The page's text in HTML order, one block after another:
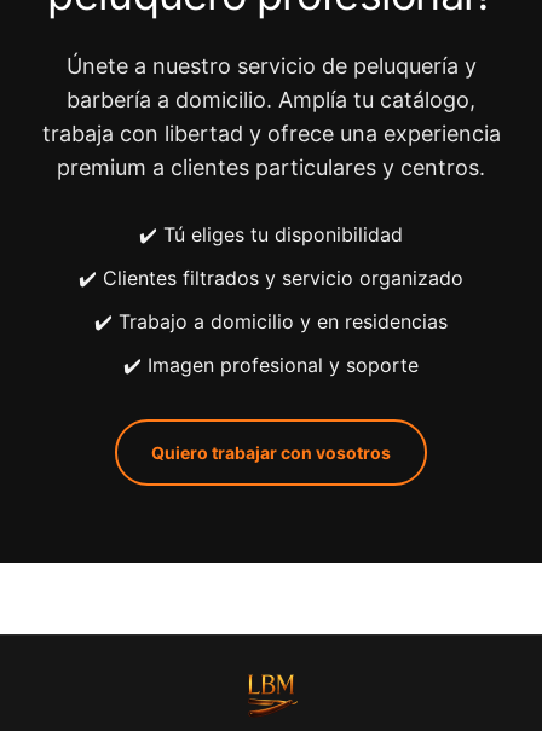
Únete a nuestro servicio de peluquería y
barbería a domicilio. Amplía tu catálogo,
trabaja con libertad y ofrece una experiencia
premium a clientes particulares y centros.
✔️ Tú eliges tu disponibilidad
✔️ Clientes filtrados y servicio organizado
✔️ Trabajo a domicilio y en residencias
✔️ Imagen profesional y soporte
Quiero trabajar con vosotros